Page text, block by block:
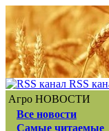
RSS
Агро НОВОСТИ
Все новости
Самые читаемые